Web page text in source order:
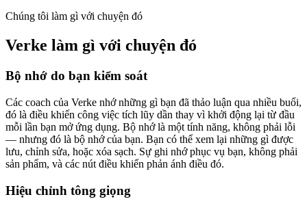
Chúng tôi làm gì với chuyện đó
Verke làm gì với chuyện đó
Bộ nhớ do bạn kiểm soát
Các coach của Verke nhớ những gì bạn đã thảo luận qua nhiều buổi,
đó là điều khiến công việc tích lũy dần thay vì khởi động lại từ đầu
mỗi lần bạn mở ứng dụng. Bộ nhớ là một tính năng, không phải lỗi
— nhưng đó là bộ nhớ của bạn. Bạn có thể xem lại những gì được
lưu, chỉnh sửa, hoặc xóa sạch. Sự ghi nhớ phục vụ bạn, không phải
sản phẩm, và các nút điều khiển phản ánh điều đó.
Hiệu chỉnh tông giọng